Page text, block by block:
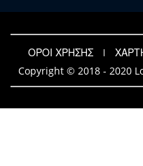
ΟΡΟΙ ΧΡΗΣΗΣ
Copyright © 2018 - 2020